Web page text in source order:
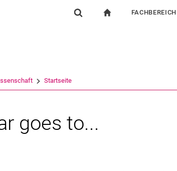
Springe direkt zu: Inhalt
Springe direkt zu: Suche
Springe direkt zu: Hauptnavigation
Startseite
goes to...